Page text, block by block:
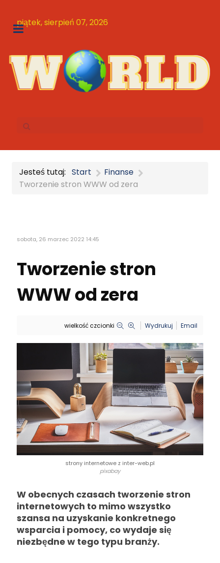
piątek, sierpień 07, 2026
Jesteś tutaj: Start
Finanse
Tworzenie stron WWW od zera
sobota, 26 marzec 2022 14:45
Tworzenie stron
WWW od zera
wielkość czcionki Wydrukuj Email
strony internetowe z inter-web.pl
pixabay
W obecnych czasach tworzenie stron
internetowych to mimo wszystko
szansa na uzyskanie konkretnego
wsparcia i pomocy, co wydaje się
niezbędne w tego typu branży.